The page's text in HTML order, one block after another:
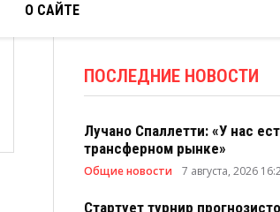
О САЙТЕ
ПОСЛЕДНИЕ НОВОСТИ
Лучано Спаллетти: «У нас
трансферном рынке»
Общие новости 7 августа, 2026
Стартует турнир